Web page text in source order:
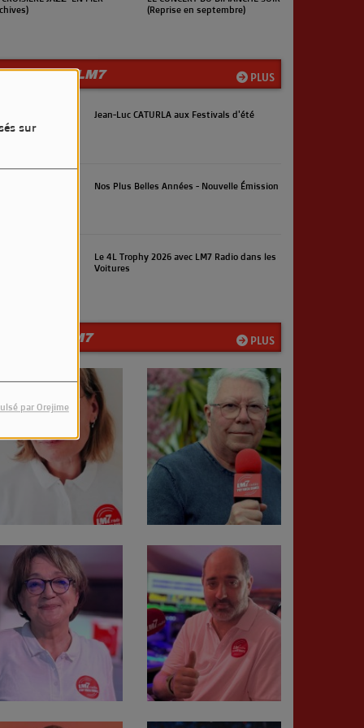
sur
par Orejime
(Reprise en septembre)
PLUS
INFOS LM7
Jean-Luc CATURLA aux Festivals d'été
Nos Plus Belles Années - Nouvelle Émission
Le 4L Trophy 2026 avec LM7 Radio dans les
Voitures
PLUS
LA TEAM LM7